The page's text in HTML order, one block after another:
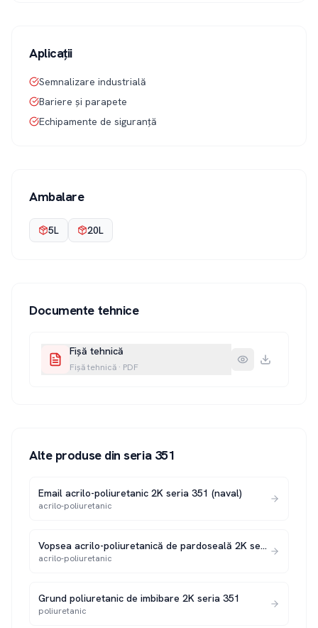
Aplicații
Semnalizare industrială
Bariere și parapete
Echipamente de siguranță
Ambalare
5L 20L
Documente tehnice
Fișă tehnică
Fișă tehnică · PDF
Alte produse din seria 351
Email acrilo-poliuretanic 2K seria 351 (naval)
acrilo-poliuretanic
Vopsea acrilo-poliuretanică de pardoseală 2K seria 351 P
acrilo-poliuretanic
Grund poliuretanic de imbibare 2K seria 351
poliuretanic